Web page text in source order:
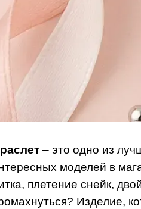
– это одно из
моделей в
плетение снейк,
Изделие,